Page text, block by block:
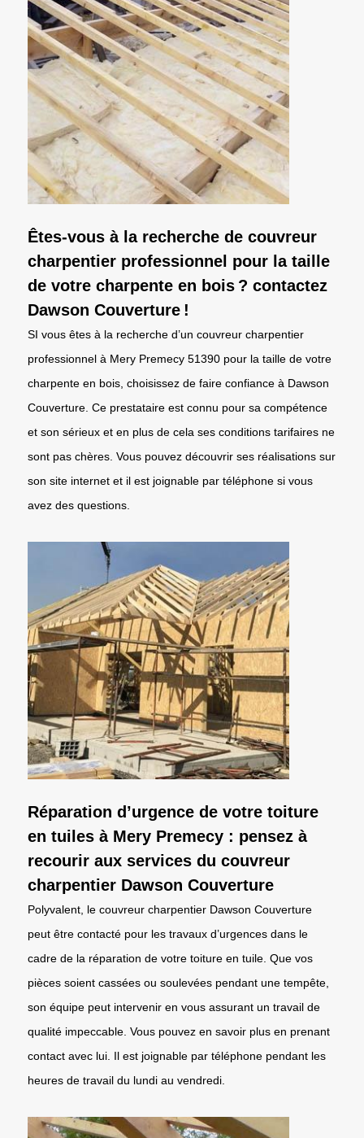
Êtes-vous à la recherche de couvreur
charpentier professionnel pour la taille
de votre charpente en bois ? contactez
Dawson Couverture !
SI vous êtes à la recherche d’un couvreur charpentier
professionnel à Mery Premecy 51390 pour la taille de votre
charpente en bois, choisissez de faire confiance à Dawson
Couverture. Ce prestataire est connu pour sa compétence
et son sérieux et en plus de cela ses conditions tarifaires ne
sont pas chères. Vous pouvez découvrir ses réalisations sur
son site internet et il est joignable par téléphone si vous
avez des questions.
Réparation d’urgence de votre toiture
en tuiles à Mery Premecy : pensez à
recourir aux services du couvreur
charpentier Dawson Couverture
Polyvalent, le couvreur charpentier Dawson Couverture
peut être contacté pour les travaux d’urgences dans le
cadre de la réparation de votre toiture en tuile. Que vos
pièces soient cassées ou soulevées pendant une tempête,
son équipe peut intervenir en vous assurant un travail de
qualité impeccable. Vous pouvez en savoir plus en prenant
contact avec lui. Il est joignable par téléphone pendant les
heures de travail du lundi au vendredi.